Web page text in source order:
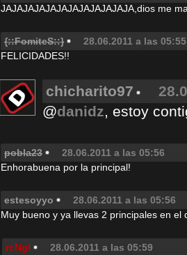
JAJAJAJAJAJAJAJAJAJAJAJA,dios me
{::FomiteS::}
28.06.2011 a las 05:55
FELICIDADES!!
chicharito97
@danidz, estoy
pobla23
28.06.2011 a las 05:56
Enhorabuena por la principal!
estesoyyo
28.06.2011 a las 05:56
Muy bueno y ya llevas 2 principales en el
rcNgl
28.06.2011 a las 05:59